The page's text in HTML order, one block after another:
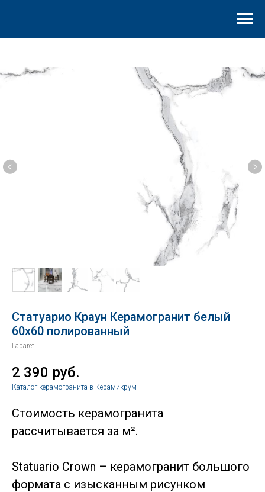
Статуарио Краун Керамогранит белый
60х60 полированный
Laparet
2 390 руб.
Каталог керамогранита в Керамикрум
Стоимость керамогранита
рассчитывается за м².
Statuario Crown – керамогранит большого
формата с изысканным рисунком